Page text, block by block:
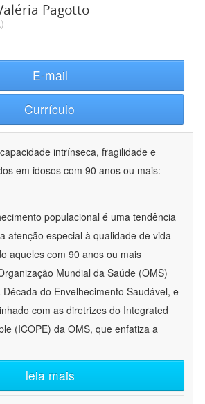
Pagotto
E-mail
Currículo
capacidade intrínseca, fragilidade e
em idosos com 90 anos ou mais:
populacional é uma tendência
atenção especial à qualidade de vida
aqueles com 90 anos ou mais
Mundial da Saúde (OMS)
do Envelhecimento Saudável, e
com as diretrizes do Integrated
(ICOPE) da OMS, que enfatiza a
leia mais